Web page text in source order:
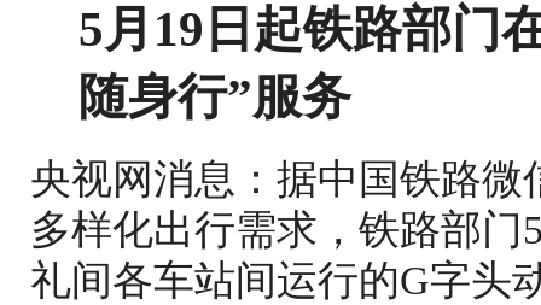
5月19日起铁路部门
随身行”服务
央视网消息：据中国铁路
多样化出行需求，铁路部门
礼间各车站间运行的G字头